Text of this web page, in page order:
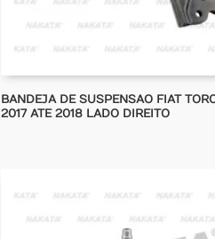
BANDEJA DE SUSPENSAO FIAT
2017 ATE 2018 LADO DIREITO